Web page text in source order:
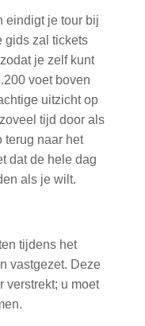
eindigt je tour bij
gids zal tickets
je zelf kunt
voet boven
uitzicht op
tijd door als
terug naar het
dat de hele dag
als je wilt.
tijdens het
vastgezet. Deze
verstrekt; u moet